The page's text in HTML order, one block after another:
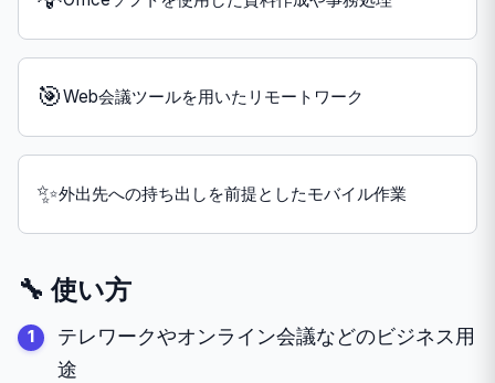
🎯Web会議ツールを用いたリモートワーク
✨外出先への持ち出しを前提としたモバイル作業
🔧 使い方
テレワークやオンライン会議などのビジネス用
途